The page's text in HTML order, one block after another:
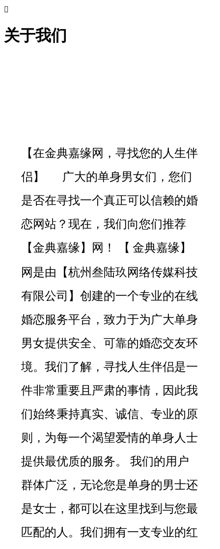

关于我们
【在金典嘉缘网，寻找您的人生伴
侣】
广大的单身男女们，您们
是否在寻找一个真正可以信赖的婚
恋网站？现在，我们向您们推荐
【金典嘉缘】网！ 【 金典嘉缘】
网是由【杭州叁陆玖网络传媒科技
有限公司】创建的一个专业的在线
婚恋服务平台，致力于为广大单身
男女提供安全、可靠的婚恋交友环
境。我们了解，寻找人生伴侣是一
件非常重要且严肃的事情，因此我
们始终秉持真实、诚信、专业的原
则，为每一个渴望爱情的单身人士
提供最优质的服务。
我们的用户
群体广泛，无论您是单身的男士还
是女士，都可以在这里找到与您最
匹配的人。我们拥有一支专业的红